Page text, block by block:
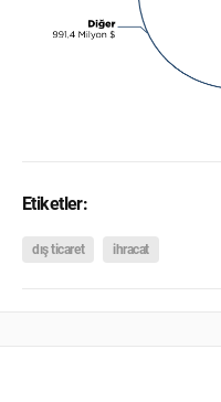
Etiketler:
dış ticaret ihracat